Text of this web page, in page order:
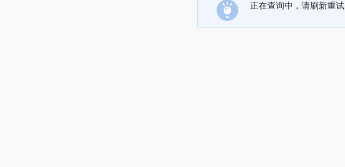
正在查询中，请刷新重试